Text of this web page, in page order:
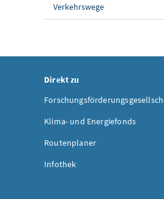
Verkehrswege
Direkt zu
Klima- und Energiefonds
Routenplaner
Infothek